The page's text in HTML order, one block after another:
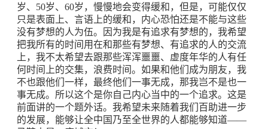
岁、50岁、60岁，慢慢地会变得缓和，但是，可能仅仅
只是表面上、言语上的缓和，内心恐怕还是不能与这些
没有梦想的人为伍。因为我是有追求有梦想的，我希望
把我所有的时间用在和那些有梦想、有追求的人的交流
上，我不太希望去跟那些浑浑噩噩、虚度年华的人有任
何时间上的交集，浪费时间。如果和他们成为朋友，我
不也跟他们一样，最终他们一事无成，那我岂不是也一
事无成。所以这个是你自己内心当中的一个追求。这是
前面讲的一个题外话。我希望未来随着我们百助进一步
的发展，能够让全中国乃至全世界的人都能够知道——